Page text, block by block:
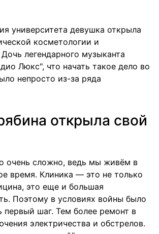
университета девушка открыла
косметологии и
легендарного музыканта
Люкс", что начать такое дело во
непросто из-за ряда
открыла свой
очень сложно, ведь мы живём в
время. Клиника — это не только
это еще и большая
Поэтому в условиях войны было
первый шаг. Тем более ремонт в
электричества и обстрелов.